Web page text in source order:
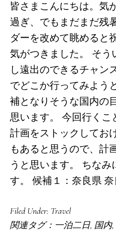
皆さまこんにちは。気
過ぎ、でもまだまだ残
ダーを改めて眺めると
気がつきました。 そ
し遠出のできるチャン
でどこか行ってみよう
補となりそうな国内の
思います。 今回行くこ
計画をストックしてお
もあると思うので、計
うと思います。 ちな
す。 候補１：奈良県
Filed Under: Travel
関連タグ： 一泊二日, 国内,